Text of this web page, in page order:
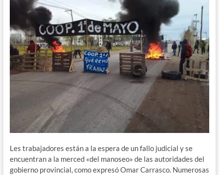
Les trabajadores están a la espera de un fallo judicial y se
encuentran a la merced «del manoseo» de las autoridades del
gobierno provincial, como expresó Omar Carrasco. Numerosas